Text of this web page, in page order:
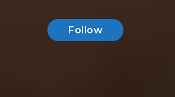
Follow